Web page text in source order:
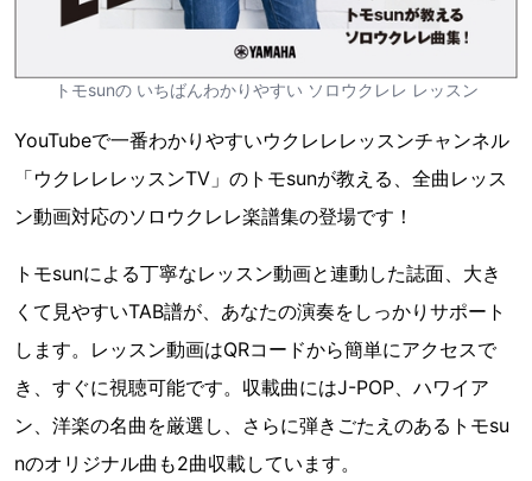
トモsunの いちばんわかりやすい ソロウクレレ レッスン
YouTubeで一番わかりやすいウクレレレッスンチャンネル
「ウクレレレッスンTV」のトモsunが教える、全曲レッス
ン動画対応のソロウクレレ楽譜集の登場です！
トモsunによる丁寧なレッスン動画と連動した誌面、大き
くて見やすいTAB譜が、あなたの演奏をしっかりサポート
します。レッスン動画はQRコードから簡単にアクセスで
き、すぐに視聴可能です。収載曲にはJ-POP、ハワイア
ン、洋楽の名曲を厳選し、さらに弾きごたえのあるトモsu
nのオリジナル曲も2曲収載しています。